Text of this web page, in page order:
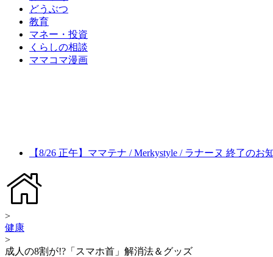
どうぶつ
教育
マネー・投資
くらしの相談
ママコマ漫画
【8/26 正午】ママテナ / Merkystyle / ラナーヌ 終了のお
>
健康
>
成人の8割が!?「スマホ首」解消法＆グッズ